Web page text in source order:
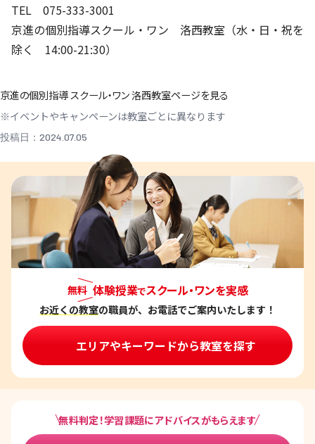
TEL 075-333-3001
京進の個別指導スクール・ワン 洛西教室（水・日・祝を
除く 14:00-21:30）
京進の個別指導 スクール・ワン 洛西教室ページを見る
※イベントやキャンペーンは教室ごとに異なります
投稿日：2024.07.05
無料 体験授業でスクール・ワンを実感
お近くの教室の職員が、お電話でご案内いたします！
エリアやキーワードから教室を探す
無料判定！学習課題にアドバイスがもらえます